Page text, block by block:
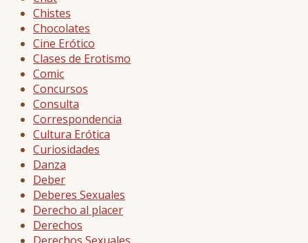
Chistes
Chocolates
Cine Erótico
Clases de Erotismo
Comic
Concursos
Consulta
Correspondencia
Cultura Erótica
Curiosidades
Danza
Deber
Deberes Sexuales
Derecho al placer
Derechos